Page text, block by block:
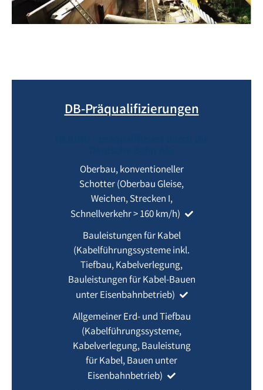
DB-Präqualifizierungen
Oberbau, konventioneller
Schotter (Oberbau Gleise,
Weichen, Strecken I,
Schnellverkehr > 160 km/h)
Bauleistungen für Kabel
(Kabelführungssysteme inkl.
Tiefbau, Kabelverlegung,
Bauleistungen für Kabel-Bauen
unter Eisenbahnbetrieb)
Allgemeiner Erd- und Tiefbau
(Kabelführungssysteme,
Kabelverlegung, Bauleistung
für Kabel, Bauen unter
Eisenbahnbetrieb)